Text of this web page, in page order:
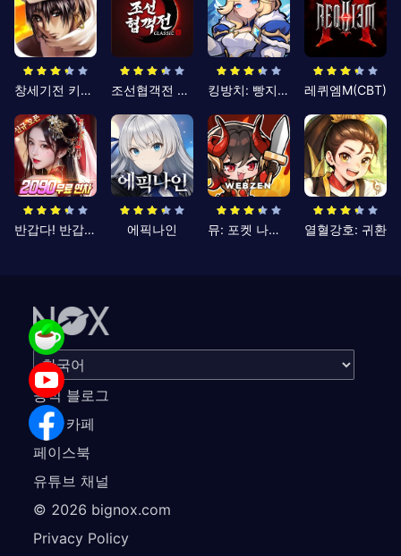
창세기전 키우기 조선협객전 클래식 킹방치: 빵지의 제왕 레퀴엠M(CBT)
반갑다! 반갑삼국지 에픽나인 뮤: 포켓 나이츠 열혈강호: 귀환
공식 블로그
공식 카페
페이스북
유튜브 채널
© 2026 bignox.com
Privacy Policy